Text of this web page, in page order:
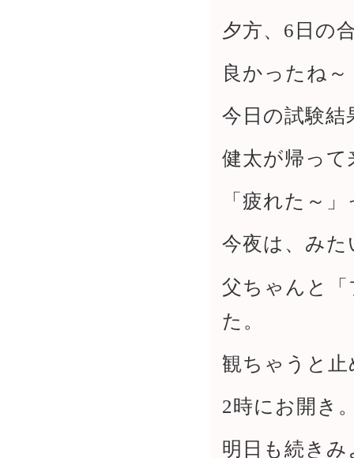
夕方、6日の
良かったね～
今日の試験結
健太が帰っ
「疲れた～
今夜は、み
父ちゃんと
た。
観ちゃうと
2時にお開き
明日も続きみ